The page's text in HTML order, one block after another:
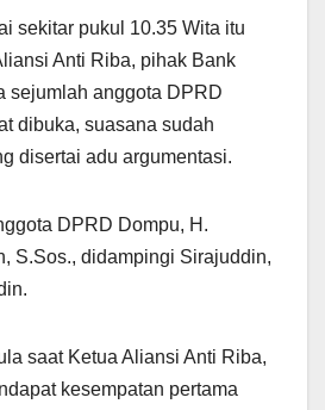
sekitar pukul 10.35 Wita itu
Anti Riba, pihak Bank
sejumlah anggota DPRD
dibuka, suasana sudah
disertai adu argumentasi.
DPRD Dompu, H.
S.Sos., didampingi Sirajuddin,
saat Ketua Aliansi Anti Riba,
kesempatan pertama